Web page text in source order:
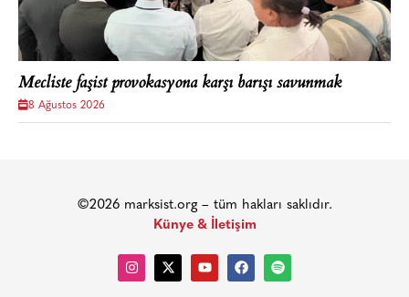
Mecliste faşist provokasyona karşı barışı savunmak
8 Ağustos 2026
©2026 marksist.org – tüm hakları saklıdır.
Künye & İletişim